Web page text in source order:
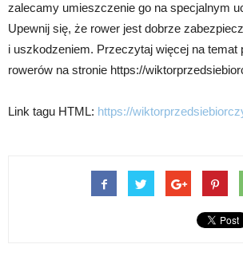
zalecamy umieszczenie go na specjalnym
Upewnij się, że rower jest dobrze
i uszkodzeniem. Przeczytaj więcej na temat
rowerów na stronie https://
Link tagu HTML: https://